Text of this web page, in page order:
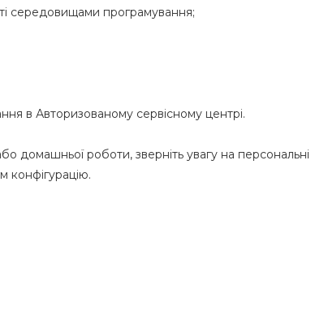
середовищами програмування;
в Авторизованому сервісному центрі.
домашньої роботи, зверніть увагу на
конфігурацію.